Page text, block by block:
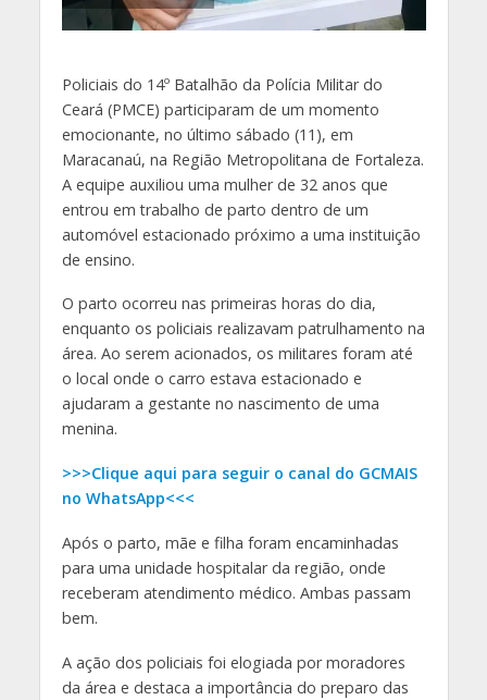
Policiais do 14º Batalhão da Polícia Militar do
Ceará (PMCE) participaram de um momento
emocionante, no último sábado (11), em
Maracanaú, na Região Metropolitana de Fortaleza.
A equipe auxiliou uma mulher de 32 anos que
entrou em trabalho de parto dentro de um
automóvel estacionado próximo a uma instituição
de ensino.
O parto ocorreu nas primeiras horas do dia,
enquanto os policiais realizavam patrulhamento na
área. Ao serem acionados, os militares foram até
o local onde o carro estava estacionado e
ajudaram a gestante no nascimento de uma
menina.
>>>Clique aqui para seguir o canal do GCMAIS
no WhatsApp<<<
Após o parto, mãe e filha foram encaminhadas
para uma unidade hospitalar da região, onde
receberam atendimento médico. Ambas passam
bem.
A ação dos policiais foi elogiada por moradores
da área e destaca a importância do preparo das